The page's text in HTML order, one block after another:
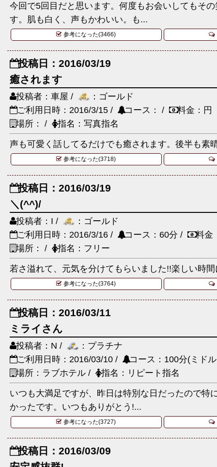
今回で5回目だと思います。何度もお会いしてもそ
す。肌も白く、声もかわいい。も...
参考になった(3466)
投稿日：2016/03/19
癒されます
投稿者：車屋 /
：ゴールド
ご利用日時：2016/3/15 /
コース： /
料金：円
場所： /
指名：写真指名
声も可愛く話してるだけでも癒されます。後半も素
参考になった(3718)
投稿日：2016/03/19
＼(^^)/
投稿者：I /
：ゴールド
ご利用日時：2016/3/16 /
コース：60分 /
料金
場所： /
指名：フリー
若さ溢れて、元気を分けてもらいました!!楽しい時
参考になった(3764)
投稿日：2016/03/11
ミライさん
投稿者：N /
：プラチナ
ご利用日時：2016/03/10 /
コース：100分(ミド
場所：ラブホテル /
指名：リピート指名
いつも大満足ですが、昨日は特別な日だったので特
かったです。いつもありがとう!...
参考になった(3727)
投稿日：2016/03/09